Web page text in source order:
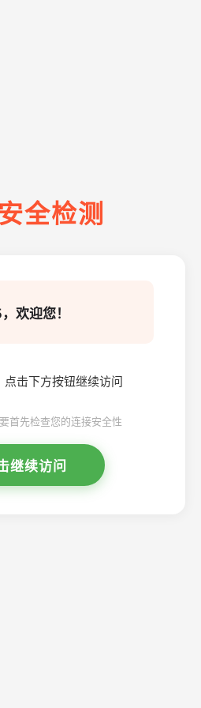
全检测
欢迎您！
点击下方按钮继续访问
首先检查您的连接安全性
继续访问